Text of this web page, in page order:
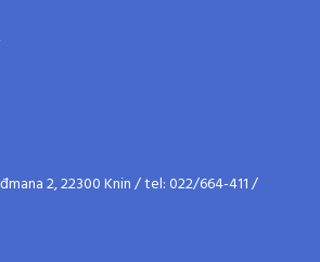
2, 22300 Knin / tel: 022/664-411 /